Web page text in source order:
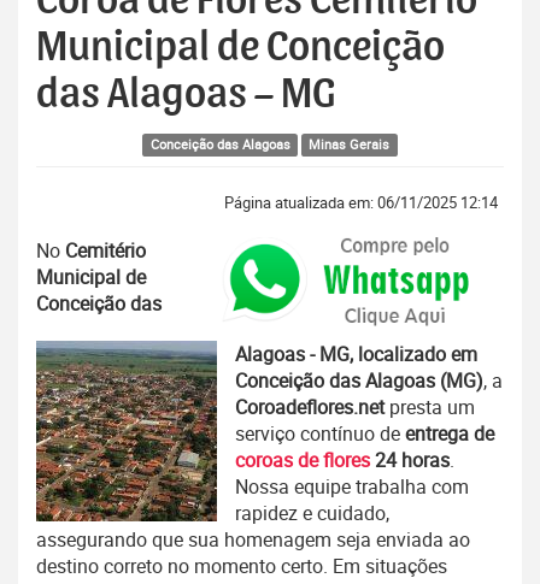
Municipal de Conceição
das Alagoas – MG
Conceição das Alagoas Minas Gerais
Página atualizada em: 06/11/2025 12:14
No Cemitério
Municipal de
Conceição das
Alagoas - MG, localizado em
Conceição das Alagoas (MG), a
Coroadeflores.netpresta um
serviço contínuo deentrega de
coroas de flores24 horas.
Nossa equipe trabalha com
rapidez e cuidado,
assegurando que sua homenagem seja enviada ao
destino correto no momento certo. Em situações